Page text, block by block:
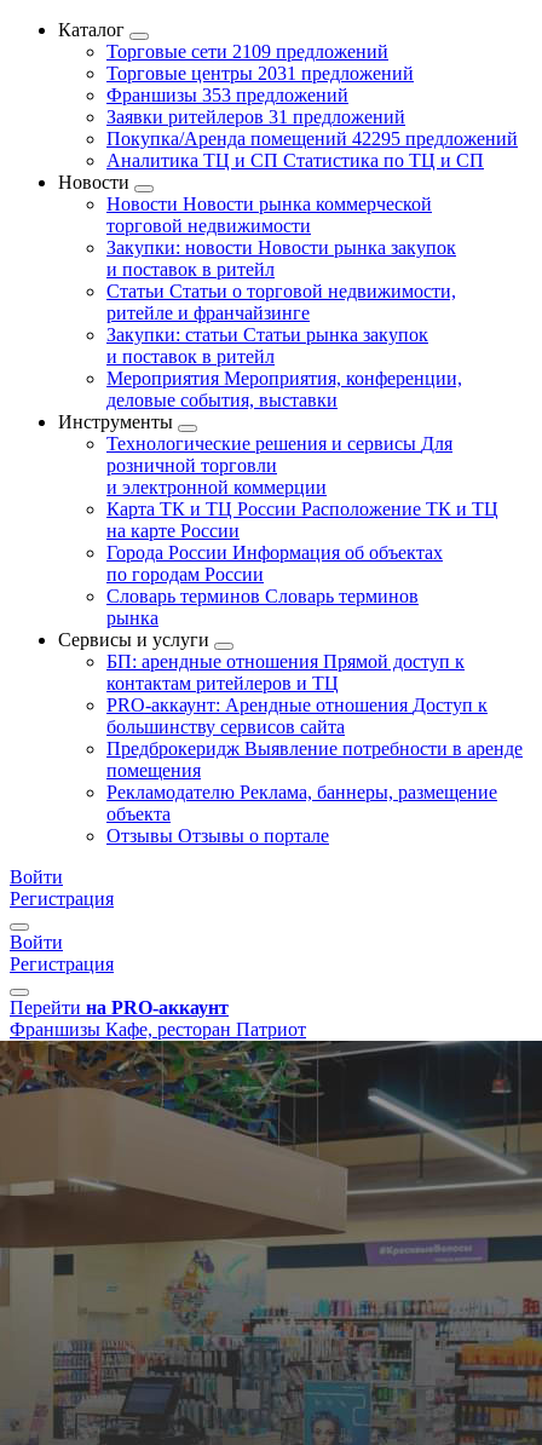
Каталог
Торговые сети 2109 предложений
Торговые центры 2031 предложений
Франшизы 353 предложений
Заявки ритейлеров 31 предложений
Покупка/Аренда помещений 42295 предложений
Аналитика ТЦ и СП Статистика по ТЦ и СП
Новости
Новости Новости рынка коммерческой
торговой недвижимости
Закупки: новости Новости рынка закупок
и поставок в ритейл
Статьи Статьи о торговой недвижимости,
ритейле и франчайзинге
Закупки: статьи Статьи рынка закупок
и поставок в ритейл
Мероприятия Мероприятия, конференции,
деловые события, выставки
Инструменты
Технологические решения и сервисы Для
розничной торговли
и электронной коммерции
Карта ТК и ТЦ России Расположение ТК и ТЦ
на карте России
Города России Информация об объектах
по городам России
Словарь терминов Словарь терминов
рынка
Сервисы и услуги
БП: арендные отношения Прямой доступ к
контактам ритейлеров и ТЦ
PRO-аккаунт: Арендные отношения Доступ к
большинству сервисов сайта
Предброкеридж Выявление потребности в аренде
помещения
Рекламодателю Реклама, баннеры, размещение
объекта
Отзывы Отзывы о портале
Войти
Регистрация
Войти
Регистрация
Перейти на PRO-аккаунт
Франшизы Кафе, ресторан Патриот